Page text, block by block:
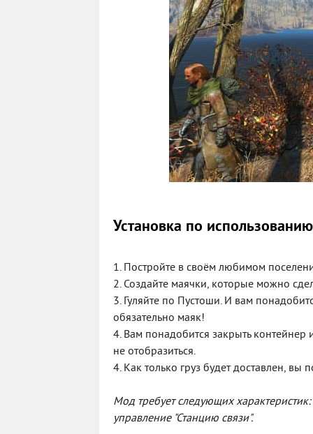
Установка по
1. Постройте в своём любимом
2. Создайте маячки, которые можно
3. Гуляйте по Пустоши. И вам
обязательно маяк!
4. Вам понадобится закрыть контейнер
не отобразиться.
4. Как только груз будет доставлен, вы
Мод требует следующих
управление "Станцию связи".